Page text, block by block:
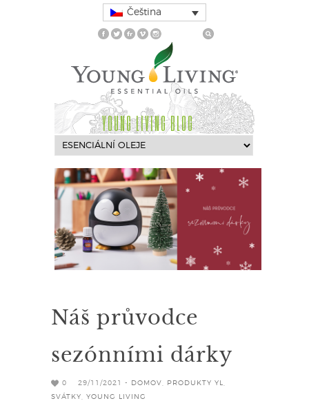
Čeština
YOUNG LIVING BLOG
Náš průvodce
sezónními dárky
0 29/11/2021 - DOMOV PRODUKTY YL
SVÁTKY
YOUNG LIVING